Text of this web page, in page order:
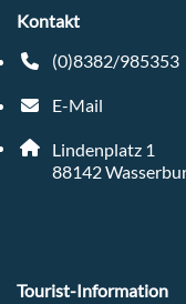
Kontakt
(0)8382/985353
Telefonnummer: 4 9 8
E-Mail
E-Mail Adresse:
Adresse:
Lindenplatz 1
88142, 8 8 1 4 2
Tourist-Information